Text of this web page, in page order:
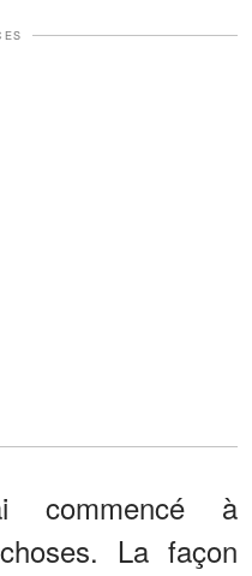
commencé à
La façon